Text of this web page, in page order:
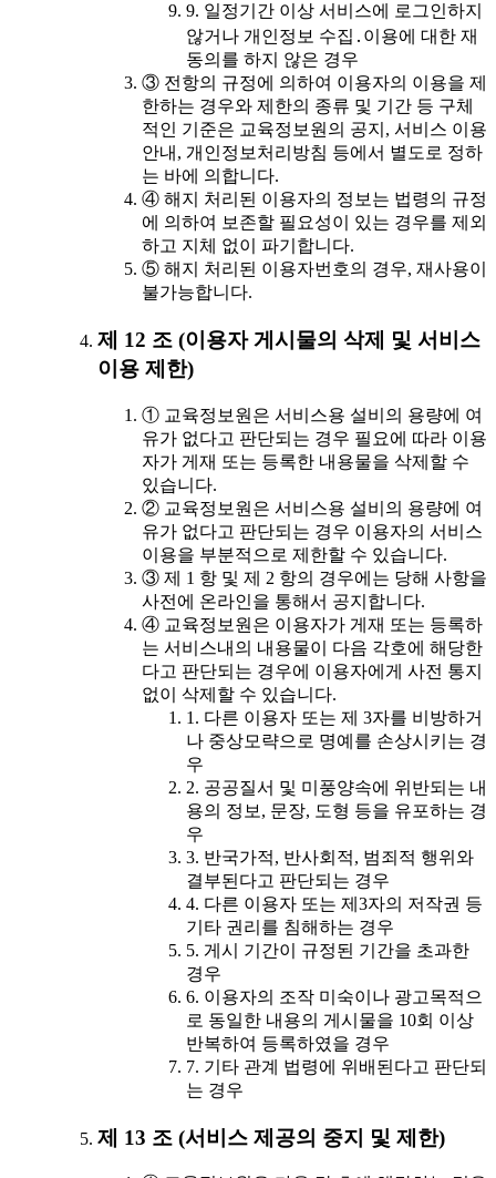
9. 일정기간 이상 서비스에 로그인하지
않거나 개인정보 수집․이용에 대한 재
동의를 하지 않은 경우
③ 전항의 규정에 의하여 이용자의 이용을 제
한하는 경우와 제한의 종류 및 기간 등 구체
적인 기준은 교육정보원의 공지, 서비스 이용
안내, 개인정보처리방침 등에서 별도로 정하
는 바에 의합니다.
④ 해지 처리된 이용자의 정보는 법령의 규정
에 의하여 보존할 필요성이 있는 경우를 제외
하고 지체 없이 파기합니다.
⑤ 해지 처리된 이용자번호의 경우, 재사용이
불가능합니다.
제 12 조 (이용자 게시물의 삭제 및 서비스
이용 제한)
① 교육정보원은 서비스용 설비의 용량에 여
유가 없다고 판단되는 경우 필요에 따라 이용
자가 게재 또는 등록한 내용물을 삭제할 수
있습니다.
② 교육정보원은 서비스용 설비의 용량에 여
유가 없다고 판단되는 경우 이용자의 서비스
이용을 부분적으로 제한할 수 있습니다.
③ 제 1 항 및 제 2 항의 경우에는 당해 사항을
사전에 온라인을 통해서 공지합니다.
④ 교육정보원은 이용자가 게재 또는 등록하
는 서비스내의 내용물이 다음 각호에 해당한
다고 판단되는 경우에 이용자에게 사전 통지
없이 삭제할 수 있습니다.
1. 다른 이용자 또는 제 3자를 비방하거
나 중상모략으로 명예를 손상시키는 경
우
2. 공공질서 및 미풍양속에 위반되는 내
용의 정보, 문장, 도형 등을 유포하는 경
우
3. 반국가적, 반사회적, 범죄적 행위와
결부된다고 판단되는 경우
4. 다른 이용자 또는 제3자의 저작권 등
기타 권리를 침해하는 경우
5. 게시 기간이 규정된 기간을 초과한
경우
6. 이용자의 조작 미숙이나 광고목적으
로 동일한 내용의 게시물을 10회 이상
반복하여 등록하였을 경우
7. 기타 관계 법령에 위배된다고 판단되
는 경우
제 13 조 (서비스 제공의 중지 및 제한)